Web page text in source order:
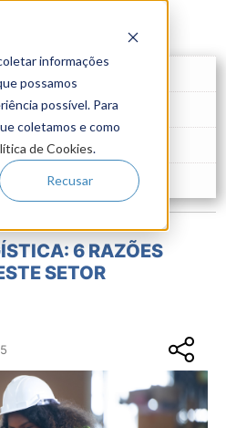
informações
possamos
possível. Para
coletamos e como
de Cookies.
Recusar
6 RAZÕES
SETOR